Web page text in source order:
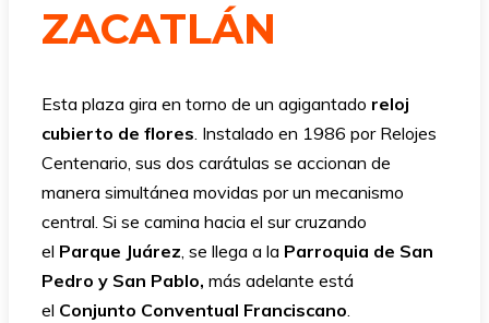
ZACATLÁN
Esta plaza gira en torno de un agigantado reloj
cubierto de flores. Instalado en 1986 por Relojes
Centenario, sus dos carátulas se accionan de
manera simultánea movidas por un mecanismo
central. Si se camina hacia el sur cruzando
el Parque Juárez, se llega a la Parroquia de San
Pedro y San Pablo, más adelante está
el Conjunto Conventual Franciscano.